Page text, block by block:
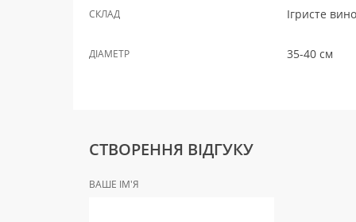
СКЛАД Ігристе
ДІАМЕТР 35-40 см
СТВОРЕННЯ ВІДГУКУ
ВАШЕ ІМ'Я